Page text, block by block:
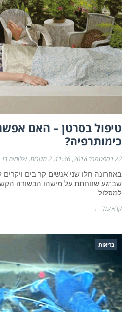
טיפול בסרטן – האם
כימותרפיה?
22 בספטמבר 2018 11:36 2 תגובות
שלומית רז
באחרונה חלו שני אנשים קרובים ויקרים
שברגע שנוחתת על מישהו הבשורה
למסלול
קרא עוד ←
בריאות